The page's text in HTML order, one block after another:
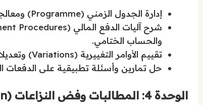
إدارة الجدول الزمني (Programme) ومعالجة التأخيرات (Delays) وتمديد وقت الإنجاز (Extension of Time).
والحساب الختامي.
تقييم الأوامر التغييرية (Variations) وتعديلات الأسعار الناتجة عن التغيرات في التشريعات أو التكاليف.
حل تمارين وأسئلة تطبيقية على الدفعات
الوحدة 4: المطالبات وفض النزاعات (Claims and Dispute Resolution)